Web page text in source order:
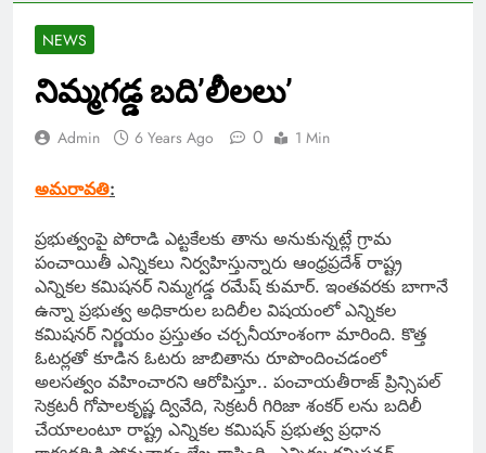
NEWS
నిమ్మగడ్డ బది’లీలలు’
Admin 6 Years Ago 0 1 Min
అమరావతి:
ప్రభుత్వంపై పోరాడి ఎట్టకేలకు తాను అనుకున్నట్లే గ్రామ
పంచాయితీ ఎన్నికలు నిర్వహిస్తున్నారు ఆంధ్రప్రదేశ్ రాష్ట్ర
ఎన్నికల కమిషనర్ నిమ్మగడ్డ రమేష్ కుమార్. ఇంతవరకు బాగానే
ఉన్నా ప్రభుత్వ అధికారుల బదిలీల విషయంలో ఎన్నికల
కమిషనర్ నిర్ణయం ప్రస్తుతం చర్చనీయాంశంగా మారింది. కొత్త
ఓటర్లతో కూడిన ఓటరు జాబితాను రూపొందించడంలో
అలసత్వం వహించారని ఆరోపిస్తూ.. పంచాయతీరాజ్ ప్రిన్సిపల్
సెక్రటరీ గోపాలకృష్ణ ద్వివేది, సెక్రటరీ గిరిజా శంకర్ లను బదిలీ
చేయాలంటూ రాష్ట్ర ఎన్నికల కమిషన్ ప్రభుత్వ ప్రధాన